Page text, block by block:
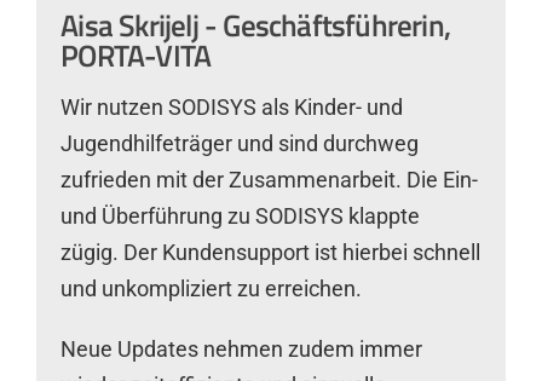
Aisa Skrijelj - Geschäftsführerin,
PORTA-VITA
Wir nutzen SODISYS als Kinder- und
Jugendhilfeträger und sind durchweg
zufrieden mit der Zusammenarbeit. Die Ein-
und Überführung zu SODISYS klappte
zügig. Der Kundensupport ist hierbei schnell
und unkompliziert zu erreichen.
Neue Updates nehmen zudem immer